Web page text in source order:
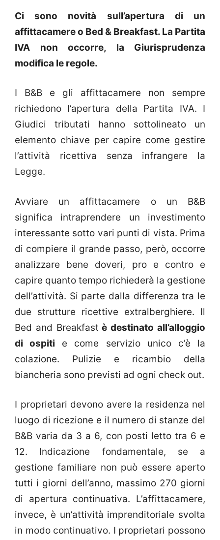
Ci sono novità sull’apertura di un
affittacamere o Bed & Breakfast. La Partita
IVA non occorre, la Giurisprudenza
modifica le regole.
I B&B e gli affittacamere non sempre
richiedono l’apertura della Partita IVA. I
Giudici tributati hanno sottolineato un
elemento chiave per capire come gestire
l’attività ricettiva senza infrangere la
Legge.
Avviare un affittacamere o un B&B
significa intraprendere un investimento
interessante sotto vari punti di vista. Prima
di compiere il grande passo, però, occorre
analizzare bene doveri, pro e contro e
capire quanto tempo richiederà la gestione
dell’attività. Si parte dalla differenza tra le
due strutture ricettive extralberghiere. Il
Bed and Breakfast è destinato all’alloggio
di ospiti e come servizio unico c’è la
colazione. Pulizie e ricambio della
biancheria sono previsti ad ogni check out.
I proprietari devono avere la residenza nel
luogo di ricezione e il numero di stanze del
B&B varia da 3 a 6, con posti letto tra 6 e
12. Indicazione fondamentale, se a
gestione familiare non può essere aperto
tutti i giorni dell’anno, massimo 270 giorni
di apertura continuativa. L’affittacamere,
invece, è un’attività imprenditoriale svolta
in modo continuativo. I proprietari possono